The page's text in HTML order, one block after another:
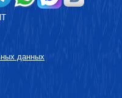
данных